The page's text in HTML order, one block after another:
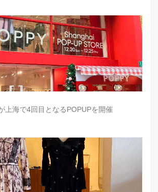
上海で4回目となるPOPUPを開催